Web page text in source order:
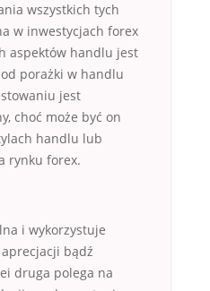
wszystkich tych
w inwestycjach forex
aspektów handlu jest
porażki w handlu
jest
choć może być on
handlu lub
rynku forex.
i wykorzystuje
bądź
druga polega na